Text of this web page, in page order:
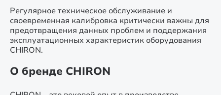
Регулярное техническое обслуживание и
своевременная калибровка критически важны для
предотвращения данных проблем и поддержания
эксплуатационных характеристик оборудования
CHIRON.
О бренде CHIRON